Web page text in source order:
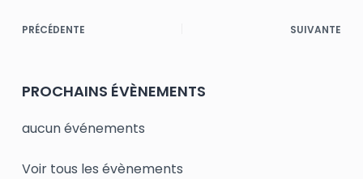
PRÉCÉDENTE SUIVANTE
PROCHAINS ÉVÈNEMENTS
aucun événements
Voir tous les évènements